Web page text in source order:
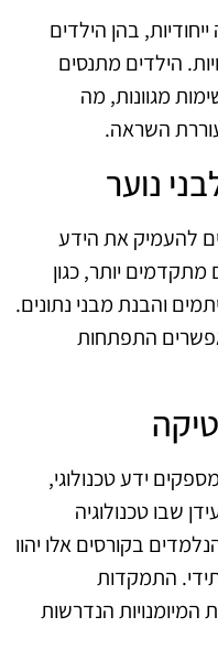
בהן הילדים
הילדים מתנסים
מגוונות, מה
השראה.
נוער
להעמיק את הידע
יותר, כגון
והבנת מבני נתונים.
התפתחות
ידע טכנולוגי,
שבו טכנולוגיה
בקורסים אלו יהוו
התמקדות
המיומנויות הנדרשות